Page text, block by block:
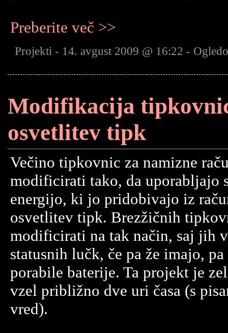
Preberite več >>
Projekti - 14. avgust 2009 @ 16:22 -
Modifikacija
osvetlitev tipk
Večino tipkovnic za namizne
modificirati tako, da uporabljajo
energijo, ki jo pridobivajo iz
osvetlitev tipk. Brezžičnih
modificirati na tak način, saj jih
statusnih lučk, če pa že imajo,
porabile baterije. Ta projekt je
vzel približno dve uri časa (s
vred).